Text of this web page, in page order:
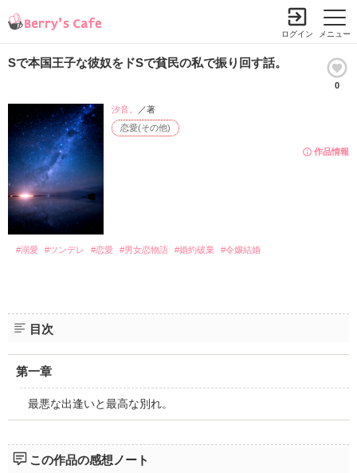
メニュー
ログイン
Sで本国王子な彼奴をドSで貧民の私で振り回す話。
0
作品情報
恋愛(その他)
汐音。 ／著
#溺愛 #ツンデレ #恋愛 #男女恋物語 #婚約破棄 #令嬢結婚
目次
第一章
最悪な出逢いと最高な別れ。
この作品の感想ノート